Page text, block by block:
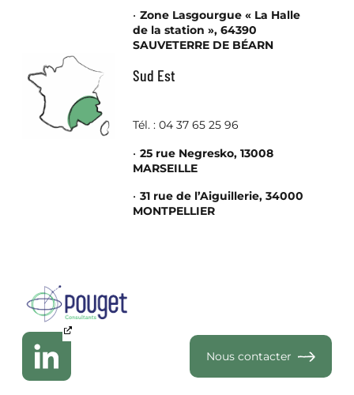
Zone Lasgourgue « La Halle
de la station », 64390
SAUVETERRE DE BÉARN
Sud Est
Tél. : 04 37 65 25 96
25 rue Negresko, 13008
MARSEILLE
31 rue de l’Aiguillerie, 34000
MONTPELLIER
Nous contacter